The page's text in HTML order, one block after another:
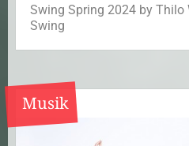
Swing Spring 2024 by Thilo
Swing
Musik